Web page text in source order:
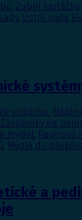
, Zubní kartáčky,
, Ústní vody,
vzduchu,
Zásobníky na
mýdel, Papírové
, Mýdla do
a